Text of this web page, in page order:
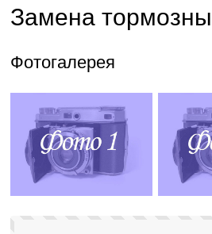
Замена
Фотогалерея